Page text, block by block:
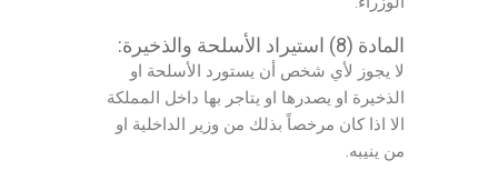
المادة (8) استيراد الأسلحة والذخيرة:
لا يجوز لأي شخص أن يستورد الأسلحة او
الذخيرة او يصدرها او يتاجر بها داخل المملكة
الا اذا كان مرخصاً بذلك من وزير الداخلية او
من ينيبه.